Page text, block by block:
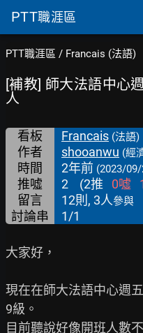
PTT職涯區
PTT職涯區 / Francais (法語)
[補教] 師大法語中心
人
看板 Francais (法語)
作者 shooanwu (經
時間 2年前 (2023/
推噓 2 (2推 0噓
留言
12則, 3人參與
討論串 1/1
大家好，
現在在師大法語中心週
9級。
目前聽說好像開班人數